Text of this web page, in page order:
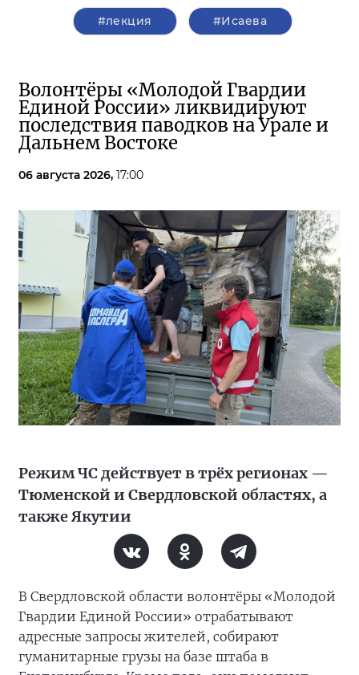
#лекция #Исаева
Волонтёры «Молодой Гвардии
Единой России» ликвидируют
последствия паводков на Урале и
Дальнем Востоке
06 августа 2026, 17:00
Режим ЧС действует в трёх регионах —
Тюменской и Свердловской областях, а
также Якутии
В Свердловской области волонтёры «Молодой
Гвардии Единой России» отрабатывают
адресные запросы жителей, собирают
гуманитарные грузы на базе штаба в